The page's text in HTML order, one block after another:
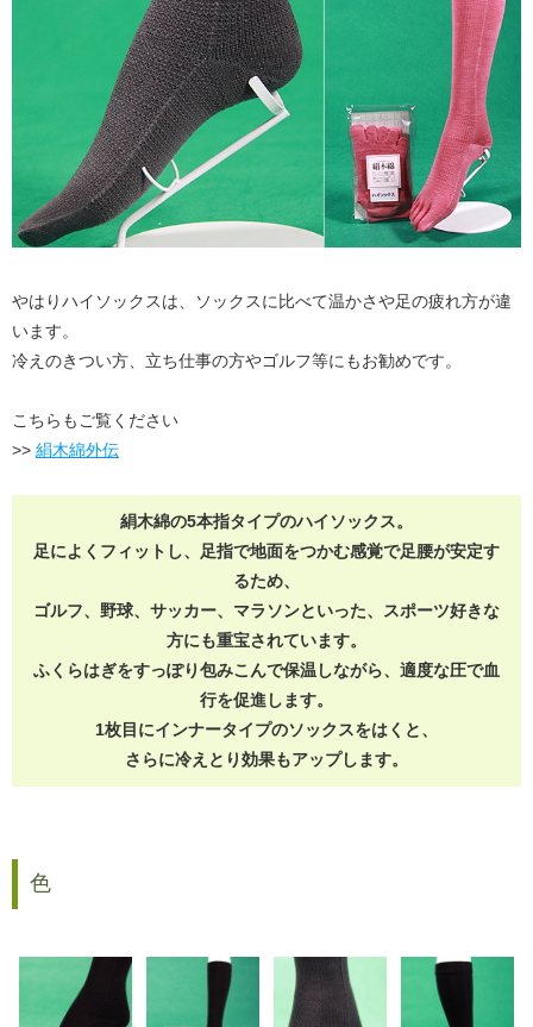
やはりハイソックスは、ソックスに比べて温かさや足の疲れ方が違
います。
冷えのきつい方、立ち仕事の方やゴルフ等にもお勧めです。
こちらもご覧ください
>> 絹木綿外伝
絹木綿の5本指タイプのハイソックス。
足によくフィットし、足指で地面をつかむ感覚で足腰が安定す
るため、
ゴルフ、野球、サッカー、マラソンといった、スポーツ好きな
方にも重宝されています。
ふくらはぎをすっぽり包みこんで保温しながら、適度な圧で血
行を促進します。
1枚目にインナータイプのソックスをはくと、
さらに冷えとり効果もアップします。
色